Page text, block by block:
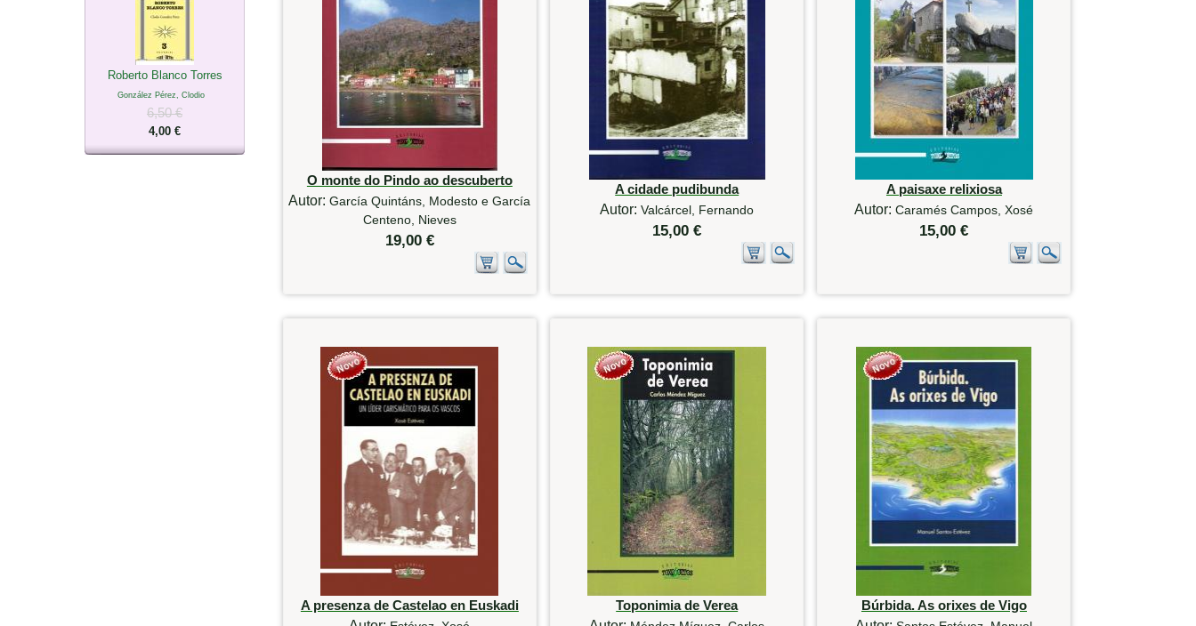
Roberto Blanco Torres
González Pérez, Clodio
6,50 €
4,00 €
O monte do Pindo ao descuberto
Autor:García Quintáns, Modesto e García
Centeno, Nieves
19,00 €
A cidade pudibunda
Autor:Valcárcel, Fernando
15,00 €
A paisaxe relixiosa
Autor:Caramés Campos, Xosé
15,00 €
A presenza de Castelao en Euskadi
Toponimia de Verea
Búrbida. As orixes de Vigo